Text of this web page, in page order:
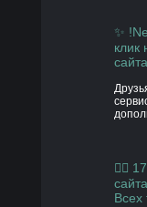
✨
👍🏻
Всех